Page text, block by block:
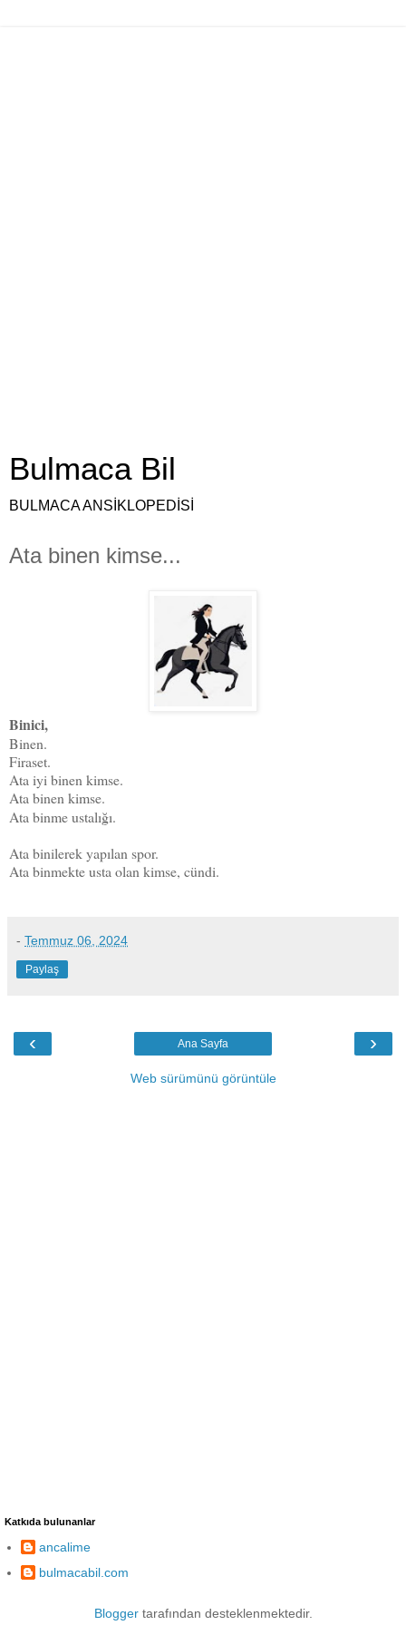
Bulmaca Bil
BULMACA ANSİKLOPEDİSİ
Ata binen kimse...
Binici,
Binen.
Firaset.
Ata iyi binen kimse.
Ata binen kimse.
Ata binme ustalığı.
Ata binilerek yapılan spor.
Ata binmekte usta olan kimse, cündi.
- Temmuz 06, 2024
Paylaş
‹ ›
Ana Sayfa
Web sürümünü görüntüle
Katkıda bulunanlar
ancalime
bulmacabil.com
Bloggertarafından desteklenmektedir.